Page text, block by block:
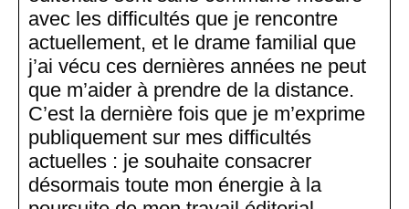
avec les difficultés que je rencontre
actuellement, et le drame familial que
j’ai vécu ces dernières années ne peut
que m’aider à prendre de la distance.
C’est la dernière fois que je m’exprime
publiquement sur mes difficultés
actuelles : je souhaite consacrer
désormais toute mon énergie à la